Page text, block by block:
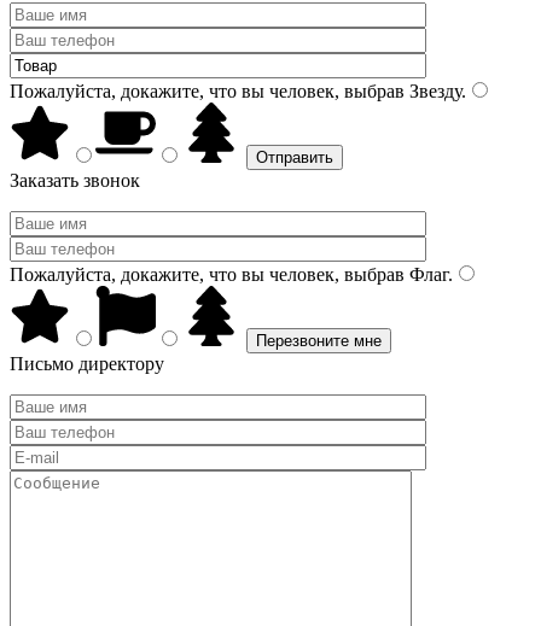
Пожалуйста, докажите, что вы человек, выбрав Звезду.
Заказать звонок
Пожалуйста, докажите, что вы человек, выбрав Флаг.
Письмо директору